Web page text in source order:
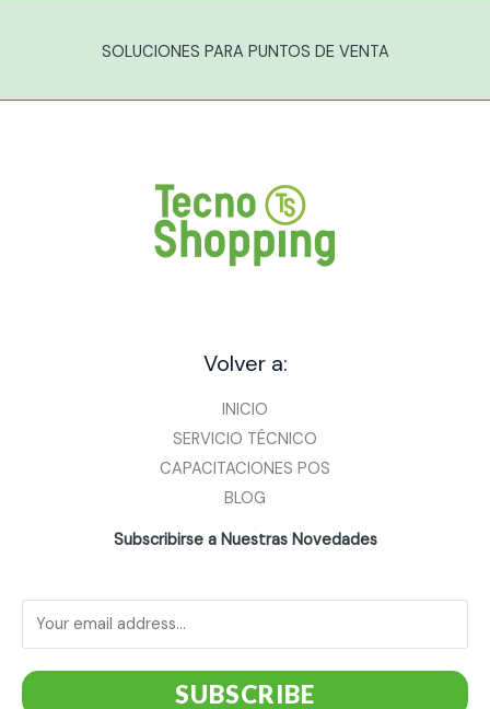
SOLUCIONES PARA PUNTOS DE VENTA
Volver a:
INICIO
SERVICIO TÉCNICO
CAPACITACIONES POS
BLOG
Subscribirse a Nuestras Novedades
SUBSCRIBE